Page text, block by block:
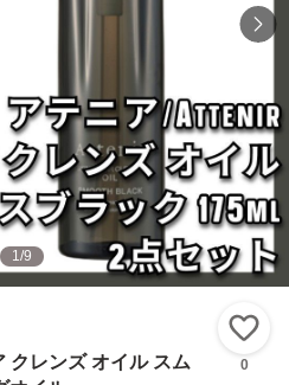
1/9
クレンズ オイル スム
0